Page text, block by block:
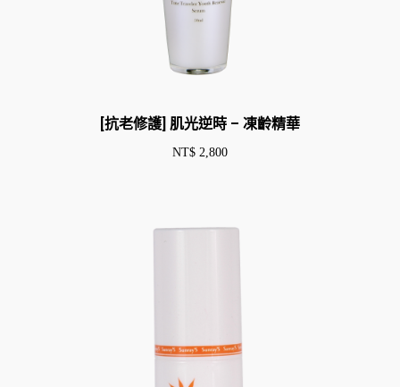
[抗老修護] 肌光逆時 – 凍齡精華
NT$ 2,800